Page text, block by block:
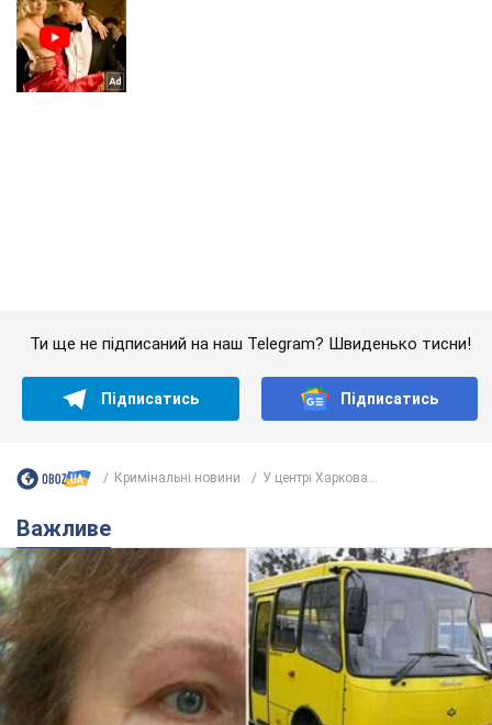
У Львові жінка спровокувала конфлікт,
розмовляючи російською мовою у маршрутці:
поліція склала адмінпротокол. Відео
На місце події прибули патрульні поліцейські та слідчо-
оперативна група